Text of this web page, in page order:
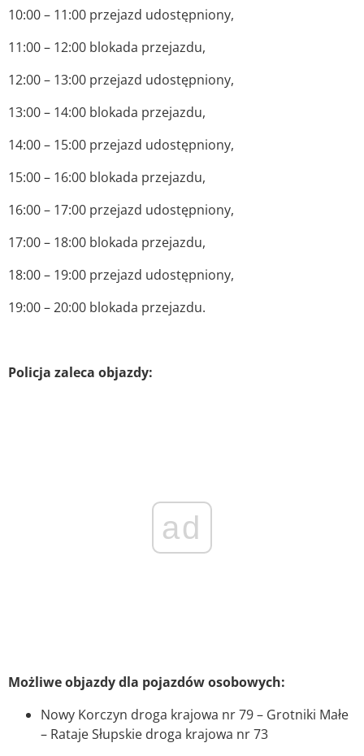
10:00 – 11:00 przejazd udostępniony,
11:00 – 12:00 blokada przejazdu,
12:00 – 13:00 przejazd udostępniony,
13:00 – 14:00 blokada przejazdu,
14:00 – 15:00 przejazd udostępniony,
15:00 – 16:00 blokada przejazdu,
16:00 – 17:00 przejazd udostępniony,
17:00 – 18:00 blokada przejazdu,
18:00 – 19:00 przejazd udostępniony,
19:00 – 20:00 blokada przejazdu.
Policja zaleca objazdy:
ad
Możliwe objazdy dla pojazdów osobowych:
Nowy Korczyn droga krajowa nr 79 – Grotniki Małe
– Rataje Słupskie droga krajowa nr 73